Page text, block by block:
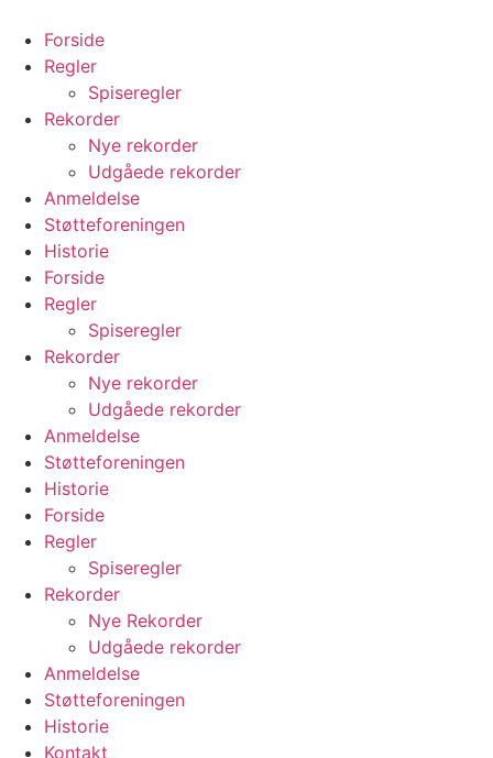
indhold
Forside
Regler
Spiseregler
Rekorder
Nye rekorder
Udgåede rekorder
Anmeldelse
Støtteforeningen
Historie
Forside
Regler
Spiseregler
Rekorder
Nye rekorder
Udgåede rekorder
Anmeldelse
Støtteforeningen
Historie
Forside
Regler
Spiseregler
Rekorder
Nye Rekorder
Udgåede rekorder
Anmeldelse
Støtteforeningen
Historie
Kontakt